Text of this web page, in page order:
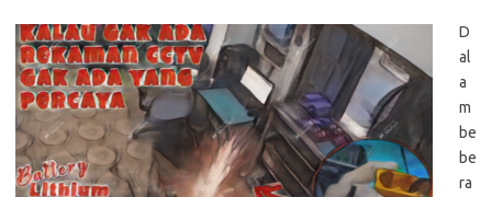
D
al
a
m
be
be
ra